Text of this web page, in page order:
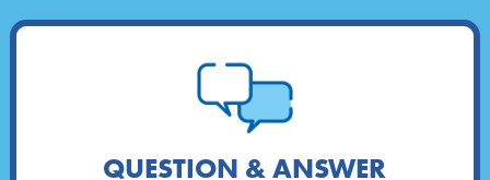
QUESTION & ANSWER